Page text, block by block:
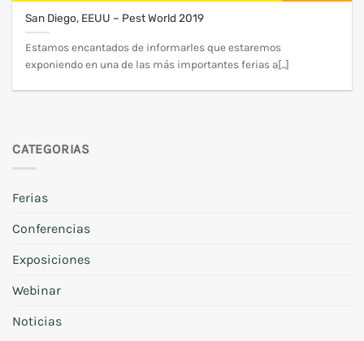
San Diego, EEUU – Pest World 2019
Estamos encantados de informarles que estaremos
exponiendo en una de las más importantes ferias a[...]
CATEGORIAS
Ferias
Conferencias
Exposiciones
Webinar
Noticias